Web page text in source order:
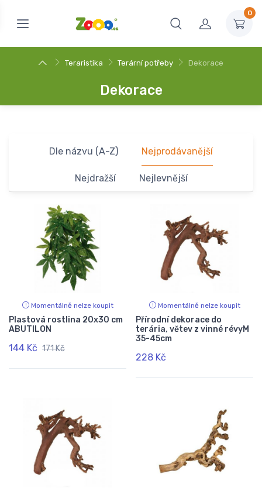
0
Teraristika Terární potřeby Dekorace
Dekorace
Dle názvu (A-Z) Nejprodávanější
Nejdražší Nejlevnější
Momentálně nelze koupit
Plastová rostlina 20x30 cm
ABUTILON
144 Kč 171 Kč
Momentálně nelze koupit
Přírodní dekorace do
terária, větev z vinné révyM
35-45cm
228 Kč